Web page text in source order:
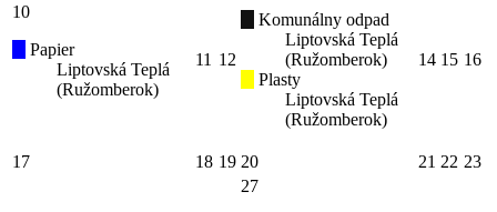
10
Papier
Liptovská Teplá
(Ružomberok)
11 12
Komunálny odpad
Liptovská Teplá
(Ružomberok)
Plasty
Liptovská Teplá
(Ružomberok)
14 15 16
17 18 19 20 21 22 23
27